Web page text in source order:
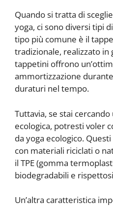
Quando si tratta di
yoga, ci sono diversi tipi
tipo più comune è il
tradizionale, realizzato in
tappetini offrono
ammortizzazione
duraturi nel tempo.
Tuttavia, se stai cercando
ecologica, potresti voler
da yoga ecologico.
con materiali riciclati o
il TPE (gomma
biodegradabili e
Un’altra caratteristica